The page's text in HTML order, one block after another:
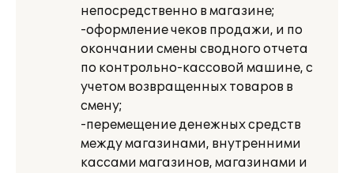
непосредственно в магазине;
-оформление чеков продажи, и по
окончании смены сводного отчета
по контрольно-кассовой машине, с
учетом возвращенных товаров в
смену;
-перемещение денежных средств
между магазинами, внутренними
кассами магазинов, магазинами и